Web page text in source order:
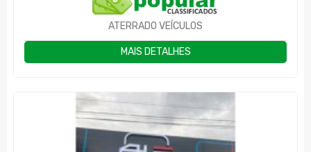
ATERRADO VEÍCULOS
MAIS DETALHES